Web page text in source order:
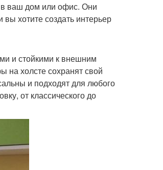
в ваш дом или офис. Они
хотите создать интерьер
и стойкими к внешним
на холсте сохранят свой
и подходят для любого
от классического до